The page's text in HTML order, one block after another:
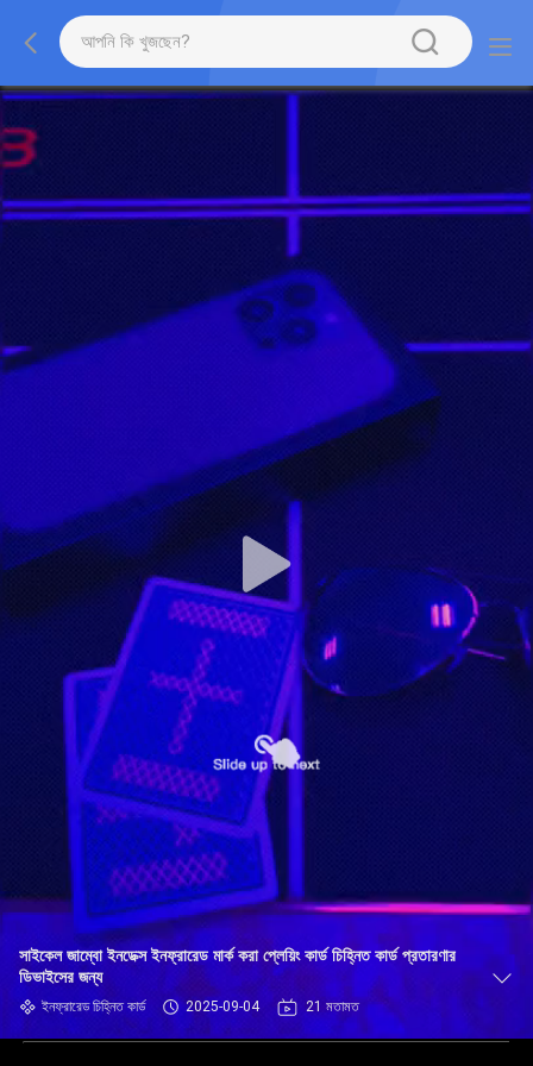
সাইকেল জাম্বো ইনডেক্স ইনফ্রারেড মার্ক করা প্লেয়িং কার্ড চিহ্নিত কার্ড প্রতারণার
ডিভাইসের জন্য
ইনফ্রারেড চিহ্নিত কার্ড 2025-09-04 21 মতামত